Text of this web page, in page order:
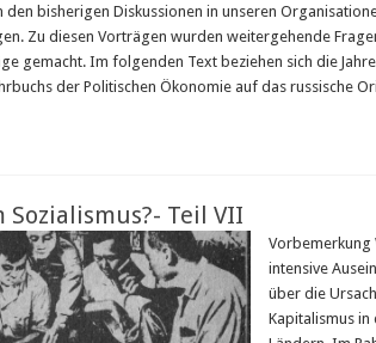
den bisherigen Diskussionen in unseren
Zu diesen Vorträgen wurden weitergehende
gemacht. Im folgenden Text beziehen sich die
der Politischen Ökonomie auf das russische
Sozialismus?- Teil VII
Vorbemerkung
intensive
über die
Kapitalismus in